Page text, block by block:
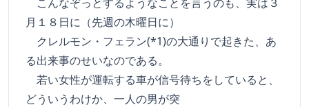
月１８日に（先週の木曜日に）
クレルモン・フェラン(*1)の大通りで起きた、あ
る出来事のせいなのである。
若い女性が運転する車が信号待ちをしていると、
どういうわけか、一人の男が突